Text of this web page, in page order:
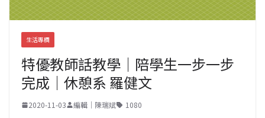
生活專欄
特優教師話教學｜陪學生一步一步
完成｜休憩系 羅健文
2020-11-03 編輯｜陳瑞斌 1080